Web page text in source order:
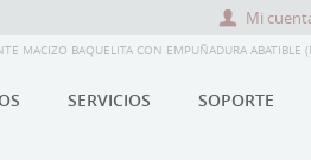
Mi
MACIZO BAQUELITA CON EMPUÑADURA
SERVICIOS SOPORTE